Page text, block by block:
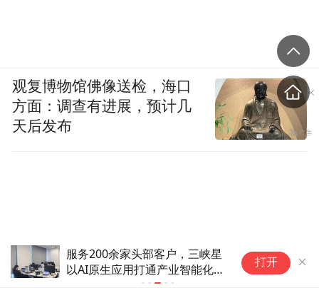
服务200余家头部客户，三峡星
以AI原生应用打通产业智能化
短
打开
观复博物馆佛像送检，海口
方面：调查有进展，预计几
天后发布